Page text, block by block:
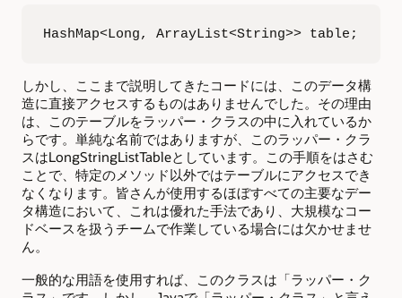
HashMap<Long, ArrayList<String>> table;
しかし、ここまで説明してきたコードには、このデータ構
造に直接アクセスするものはありませんでした。その理由
は、このテーブルをラッパー・クラスの中に入れているか
らです。単純な名前ではありますが、このラッパー・クラ
スはLongStringListTableとしています。この手順をはさむ
ことで、特定のメソッド以外ではテーブルにアクセスでき
なくなります。皆さんが使用するほぼすべての主要なデー
タ構造において、これは優れた手法であり、大規模なコー
ドベースを扱うチームで作業している場合には欠かせませ
ん。
一般的な用語を使用すれば、このクラスは「ラッパー・ク